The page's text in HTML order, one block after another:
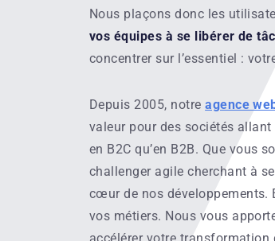
Nous plaçons donc les
vos équipes à se libérer de
concentrer sur l’essentiel :
Depuis 2005, notreagence
valeur pour des sociétés
en B2C qu’en B2B. Que vous
challenger agile cherchant à
cœur de nos développements.
vos métiers. Nous vous